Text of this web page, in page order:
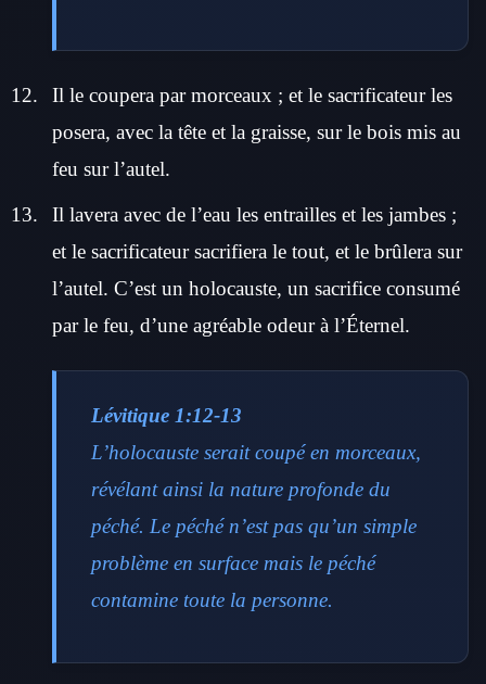
Il le coupera par morceaux ; et le sacrificateur les
posera, avec la tête et la graisse, sur le bois mis au
feu sur l’autel.
Il lavera avec de l’eau les entrailles et les jambes ;
et le sacrificateur sacrifiera le tout, et le brûlera sur
l’autel. C’est un holocauste, un sacrifice consumé
par le feu, d’une agréable odeur à l’Éternel.
Lévitique 1:12-13
L’holocauste serait coupé en morceaux,
révélant ainsi la nature profonde du
péché. Le péché n’est pas qu’un simple
problème en surface mais le péché
contamine toute la personne.